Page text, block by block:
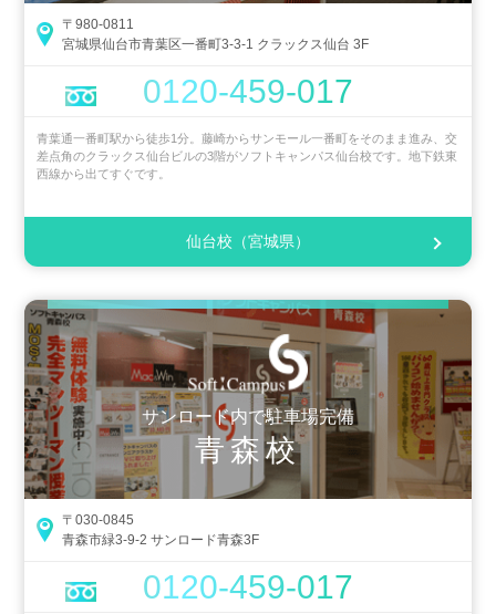
〒980-0811
宮城県仙台市青葉区一番町3-3-1 クラックス仙台 3F
0120-459-017
青葉通一番町駅から徒歩1分。藤崎からサンモール一番町をそのまま進み、交
差点角のクラックス仙台ビルの3階がソフトキャンパス仙台校です。地下鉄東
西線から出てすぐです。
仙台校（宮城県）
サンロード内で駐車場完備
青森校
〒030-0845
青森市緑3-9-2 サンロード青森3F
0120-459-017